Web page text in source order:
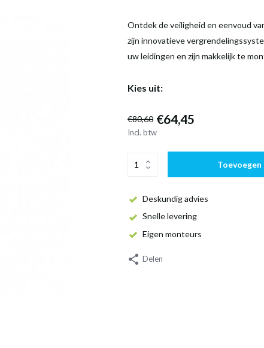
Ontdek de veiligheid en eenvoud
zijn innovatieve
uw leidingen en zijn makkelijk te
Kies uit:
€80,60 €64,45
Incl. btw
Toevoegen
Deskundig advies
Snelle levering
Eigen monteurs
Delen